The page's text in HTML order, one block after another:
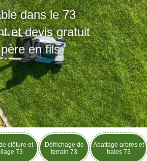
dans le 73
et devis gratuit
en fils
clôture et
73
Défrichage de
terrain 73
Abattage arbres et
haies 73